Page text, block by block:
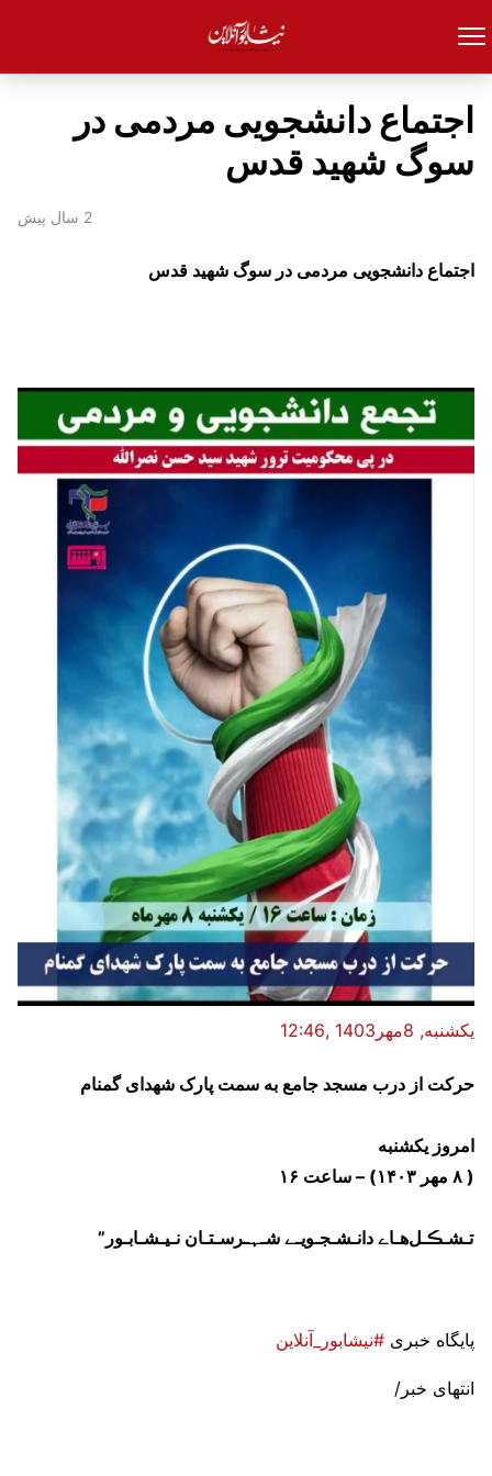
اجتماع دانشجویی مردمی در
سوگ شهید قدس
2 سال پیش
اجتماع دانشجویی مردمی در سوگ شهید قدس
یکشنبه, 8مهر1403 ,12:46
حرکت از درب مسجد جامع به سمت پارک شهدای گمنام
امروز یکشنبه
( ۸ مهر ١۴٠٣) – ساعت ۱۶
تـشـڪـل‌هـاے دانـشـجـویـے شـہـرسـتـان نـیـشـابـور”
پایگاه خبری #نیشابور_آنلاین
انتهای خبر/